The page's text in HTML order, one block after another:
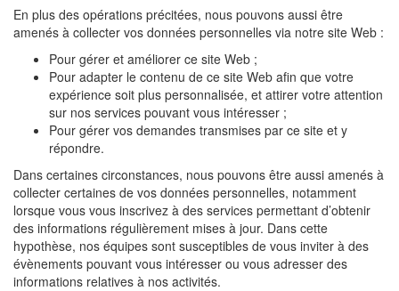
En plus des opérations précitées, nous pouvons aussi être
amenés à collecter vos données personnelles via notre site Web :
Pour gérer et améliorer ce site Web ;
Pour adapter le contenu de ce site Web afin que votre
expérience soit plus personnalisée, et attirer votre attention
sur nos services pouvant vous intéresser ;
Pour gérer vos demandes transmises par ce site et y
répondre.
Dans certaines circonstances, nous pouvons être aussi amenés à
collecter certaines de vos données personnelles, notamment
lorsque vous vous inscrivez à des services permettant d’obtenir
des informations régulièrement mises à jour. Dans cette
hypothèse, nos équipes sont susceptibles de vous inviter à des
évènements pouvant vous intéresser ou vous adresser des
informations relatives à nos activités.